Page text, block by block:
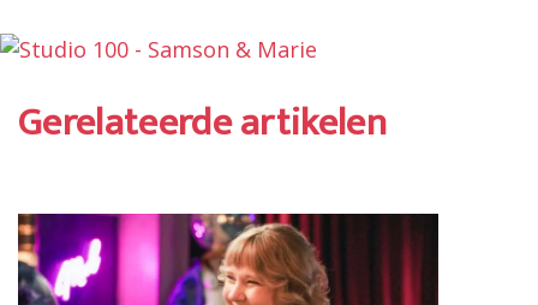
Gerelateerde artikelen